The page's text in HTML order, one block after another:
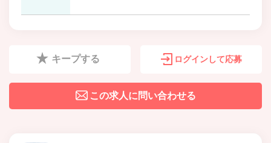
キープする ログインして応募
この求人に問い合わせる